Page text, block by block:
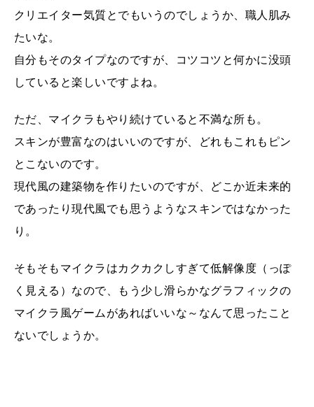
クリエイター気質とでもいうのでしょうか、職人肌み
たいな。
自分もそのタイプなのですが、コツコツと何かに没頭
していると楽しいですよね。
ただ、マイクラもやり続けていると不満な所も。
スキンが豊富なのはいいのですが、どれもこれもピン
とこないのです。
現代風の建築物を作りたいのですが、どこか近未来的
であったり現代風でも思うようなスキンではなかった
り。
そもそもマイクラはカクカクしすぎて低解像度（っぽ
く見える）なので、もう少し滑らかなグラフィックの
マイクラ風ゲームがあればいいな～なんて思ったこと
ないでしょうか。